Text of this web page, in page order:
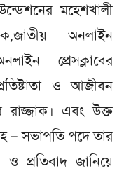
মহেশখালী
অনলাইন
প্রেসক্লাবের
ও আজীবন
রাজ্জাক। এবং উক্ত
– সভাপতি পদে তার
ও প্রতিবাদ জানিয়ে